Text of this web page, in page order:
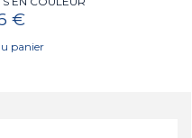
€
panier